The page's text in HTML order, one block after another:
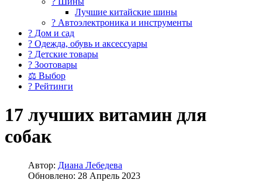
Лучшие китайские шины
? Автоэлектроника и инструменты
? Дом и сад
? Одежда, обувь и аксессуары
? Детские товары
? Зоотовары
⚖ Выбор
? Рейтинги
17 лучших витамин для
собак
Автор: Диана Лебедева
Обновлено: 28 Апрель 2023